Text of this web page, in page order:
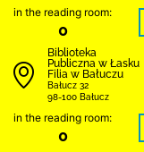
in the reading room:
0
Biblioteka
Publiczna w Łasku
Filia w Bałuczu
Bałucz 32
98-100 Bałucz
in the reading room:
0